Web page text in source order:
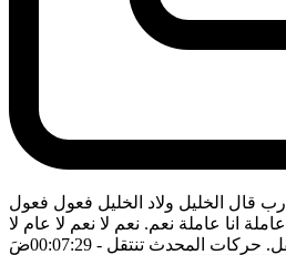
قال الخليل ولاد الخليل فعول فعول
انا عاملة نعم. نعم لا نعم لا عام لا
حركات المحدث تنتقل - 00:07:29 ضَ